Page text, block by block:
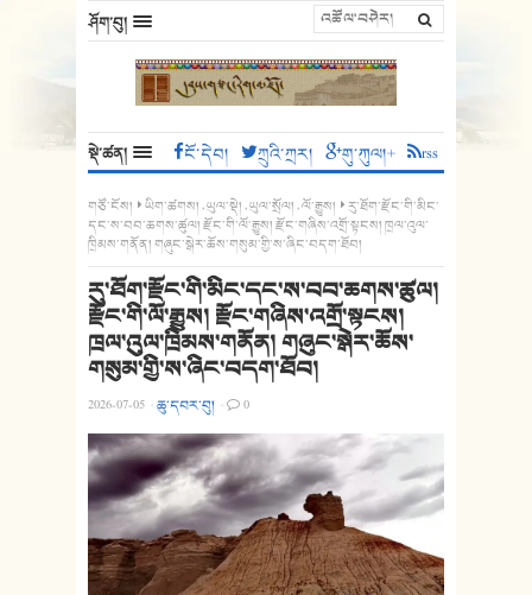
ཤོག་བུ།
སྡེ་ཚན། ངོ་དེབ། ཀྲུའི་ཀྲར། གུ་ཀུལ།+ rss
གཙོ་ངོས། ཡིག་ཚགས།,ཡུལ་སྡེ།,ཡུལ་སྲོལ།,ལོ་རྒྱུས།
རུ་ཐོག་རྫོང་གི་མིང་
དང་ས་བབ་ཆགས་ཚུལ། རྫོང་གི་ལོ་རྒྱུས། རྫོང་གཞིས་འགྲོ་སྟངས། ཁྲལ་འུལ་
ཁྲིམས་གནོན། གཞུང་སྒེར་ཆོས་གསུམ་གྱི་ས་ཞིང་བདག་ཐོབ།
རུ་ཐོག་རྫོང་གི་མིང་དང་ས་བབ་ཆགས་ཚུལ།
རྫོང་གི་ལོ་རྒྱུས། རྫོང་གཞིས་འགྲོ་སྟངས།
ཁྲལ་འུལ་ཁྲིམས་གནོན། གཞུང་སྒེར་ཆོས་
གསུམ་གྱི་ས་ཞིང་བདག་ཐོབ།
2026-07-05 ·ཆུ་དབར་བུ། · 0